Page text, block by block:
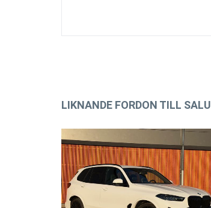
LIKNANDE FORDON TILL SALU